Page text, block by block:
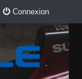
Connexion